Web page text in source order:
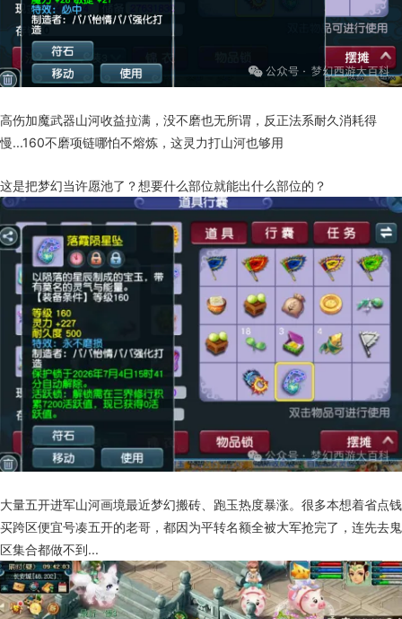
高伤加魔武器山河收益拉满，没不磨也无所谓，反正法系耐久消耗得
慢...160不磨项链哪怕不熔炼，这灵力打山河也够用
这是把梦幻当许愿池了？想要什么部位就能出什么部位的？
大量五开进军山河画境最近梦幻搬砖、跑玉热度暴涨。很多本想着省点钱
买跨区便宜号凑五开的老哥，都因为平转名额全被大军抢完了，连先去鬼
区集合都做不到...